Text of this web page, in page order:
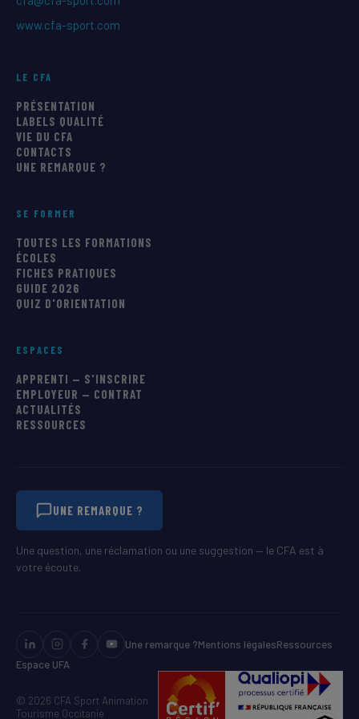
www.cfa-sport.com
LE CFA
PRÉSENTATION
LABELS QUALITÉ
VIE DU CFA
CONTACTS
UNE REMARQUE ?
SE FORMER
TOUTES LES FORMATIONS
ÉCOLES
FICHES PRATIQUES
GUIDE 2026
QUIZ D'ORIENTATION
ESPACES
APPRENTI — S'INSCRIRE
EMPLOYEUR — CONTRAT
ACTUALITÉS
RESSOURCES
UNE REMARQUE ?
Une question, une réclamation ou une suggestion — le CFA est à
votre écoute.
Une remarque ?Mentions légalesRessources
Espace UFA
© 2026 CFA Sport Animation
Tourisme Occitanie